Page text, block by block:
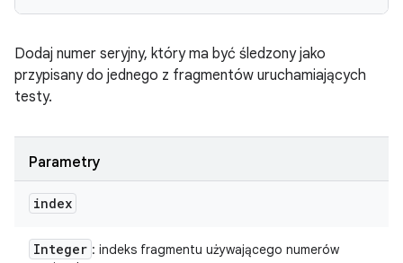
Dodaj numer seryjny, który ma być śledzony jako
przypisany do jednego z fragmentów uruchamiających
testy.
Parametry
index
Integer : indeks fragmentu używającego numerów